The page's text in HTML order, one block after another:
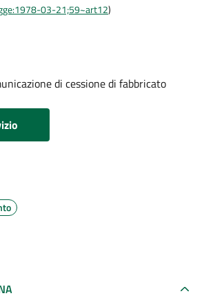
03-21;59~art12)
di cessione di fabbricato